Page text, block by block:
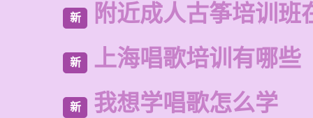
新 附近成人古筝培训班
新 上海唱歌培训有哪些
新 我想学唱歌怎么学